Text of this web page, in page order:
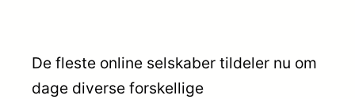
De fleste online selskaber tildeler nu om
dage diverse forskellige